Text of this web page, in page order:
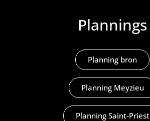
Plannings
Planning bron
Planning Meyzieu
Planning Saint-Priest